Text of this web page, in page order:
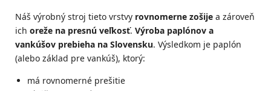
Náš výrobný stroj tieto vrstvy rovnomerne zošije a zároveň
ich oreže na presnú veľkosť. Výroba paplónov a
vankúšov prebieha na Slovensku. Výsledkom je paplón
(alebo základ pre vankúš), ktorý:
má rovnomerné prešitie